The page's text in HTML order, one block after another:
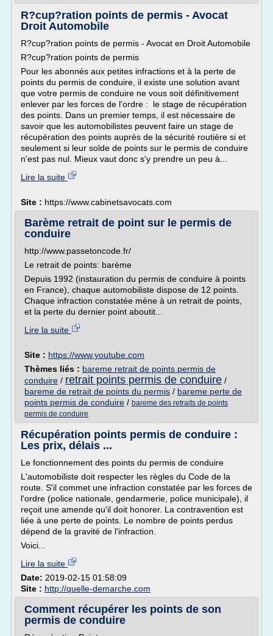
R?cup?ration points de permis - Avocat
Droit Automobile
R?cup?ration points de permis - Avocat en Droit Automobile
R?cup?ration points de permis
Pour les abonnés aux petites infractions et à la perte de
points du permis de conduire, il existe une solution avant
que votre permis de conduire ne vous soit définitivement
enlever par les forces de l'ordre : le stage de récupération
des points. Dans un premier temps, il est nécessaire de
savoir que les automobilistes peuvent faire un stage de
récupération des points auprès de la sécurité routière si et
seulement si leur solde de points sur le permis de conduire
n'est pas nul. Mieux vaut donc s'y prendre un peu à...
Lire la suite
Site : https://www.cabinetsavocats.com
Barème retrait de point sur le permis de
conduire
http://www.passetoncode.fr/
Le retrait de points: barème
Depuis 1992 (instauration du permis de conduire à points
en France), chaque automobiliste dispose de 12 points.
Chaque infraction constatée mène à un retrait de points,
et la perte du dernier point aboutit...
Lire la suite
Site : https://www.youtube.com
Thèmes liés : bareme retrait de points permis de
conduire / retrait points permis de conduire /
bareme de retrait de points du permis / bareme perte de
points permis de conduire / bareme des retraits de points
permis de conduire
Récupération points permis de conduire :
Les prix, délais ...
Le fonctionnement des points du permis de conduire
L'automobiliste doit respecter les règles du Code de la
route. S'il commet une infraction constatée par les forces de
l'ordre (police nationale, gendarmerie, police municipale), il
reçoit une amende qu'il doit honorer. La contravention est
liée à une perte de points. Le nombre de points perdus
dépend de la gravité de l'infraction.
Voici...
Lire la suite
Date: 2019-02-15 01:58:09
Site : http://quelle-demarche.com
Comment récupérer les points de son
permis de conduire